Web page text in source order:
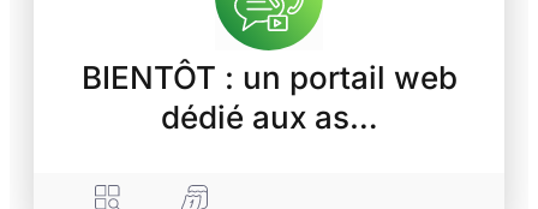
BIENTÔT : un portail web
dédié aux as…